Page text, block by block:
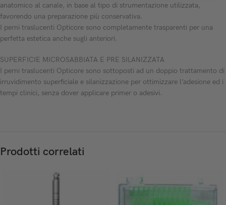
anatomico al canale, in base al tipo di strumentazione utilizzata,
favorendo una preparazione più conservativa.
I perni traslucenti Opticore sono completamente trasparenti per una
perfetta estetica anche sugli anteriori.
SUPERFICIE MICROSABBIATA E PRE SILANIZZATA
I perni traslucenti Opticore sono sottoposti ad un doppio trattamento di
irruvidimento superficiale e silanizzazione per ottimizzare l’adesione ed i
tempi clinici, senza dover applicare primer o adesivi.
Prodotti correlati